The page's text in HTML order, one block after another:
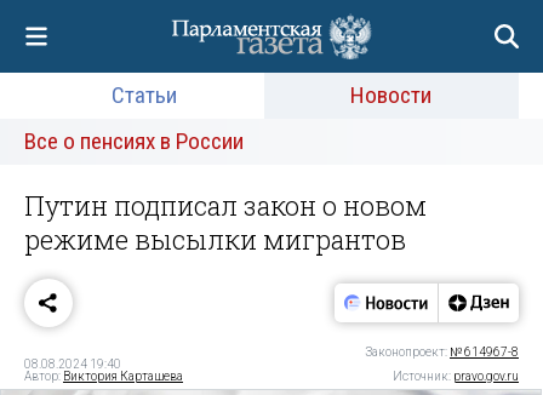
Статьи
Новости
Все о пенсиях в России
Путин подписал закон о новом
режиме высылки мигрантов
08.08.2024 19:40
Автор: Виктория Карташева
Законопроект: № 614967-8
Источник: pravo.gov.ru